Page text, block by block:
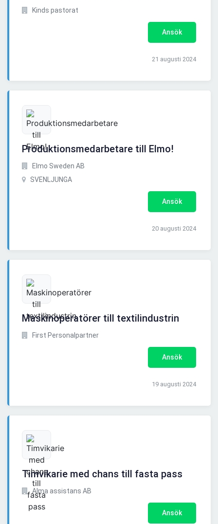
Kinds pastorat
Ansök
21 augusti 2024
Produktionsmedarbetare till Elmo!
Elmo Sweden AB
SVENLJUNGA
Ansök
20 augusti 2024
Maskinoperatörer till textilindustrin
First Personalpartner
Ansök
19 augusti 2024
Timvikarie med chans till fasta pass
Alma assistans AB
Ansök